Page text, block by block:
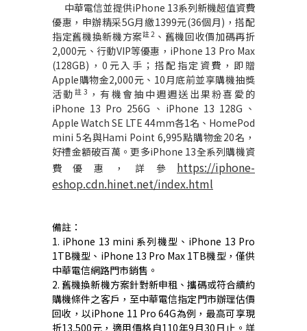
中華電信並提供iPhone 13系列新機超值資費
優惠，申辦精采5G月繳1399元(36個月) ，搭配
指定舊機換新機方案註2、舊機回收價加碼再折
2,000元、行動VIP等優惠， iPhone 13 Pro Max
(128GB) ，0 元入手；搭配指定資費，即贈
Apple購物金2,000元、 10月底前並享購機抽獎
活動 註 3 ，有機會抽中週週送出果粉喜愛的
iPhone 13 Pro 256G 、 iPhone 13 128G 、
Apple Watch SE LTE 44mm各1名、 HomePod
mini 5名與Hami Point 6,995點購物金20名，
好禮金額破百萬。更多iPhone 13全系列購機資
費優惠，詳參 https://iphone-
eshop.cdn.hinet.net/index.html
備註：
1. iPhone 13 mini 系列機型、 iPhone 13 Pro
1TB機型、 iPhone 13 Pro Max 1TB機型，僅供
中華電信網路門市銷售。
2. 舊機換新機方案針對新申租、攜碼或符合續約
購機條件之客戶，至中華電信指定門市辦理估價
回收，以iPhone 11 Pro 64G為例，最高可享現
折13,500元，適用價格自110年9月30 日止。詳